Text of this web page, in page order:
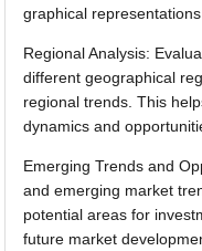
graphical
Regional Analysis:
different geographical
regional trends. This
dynamics and
Emerging Trends and
and emerging market
potential areas for
future market